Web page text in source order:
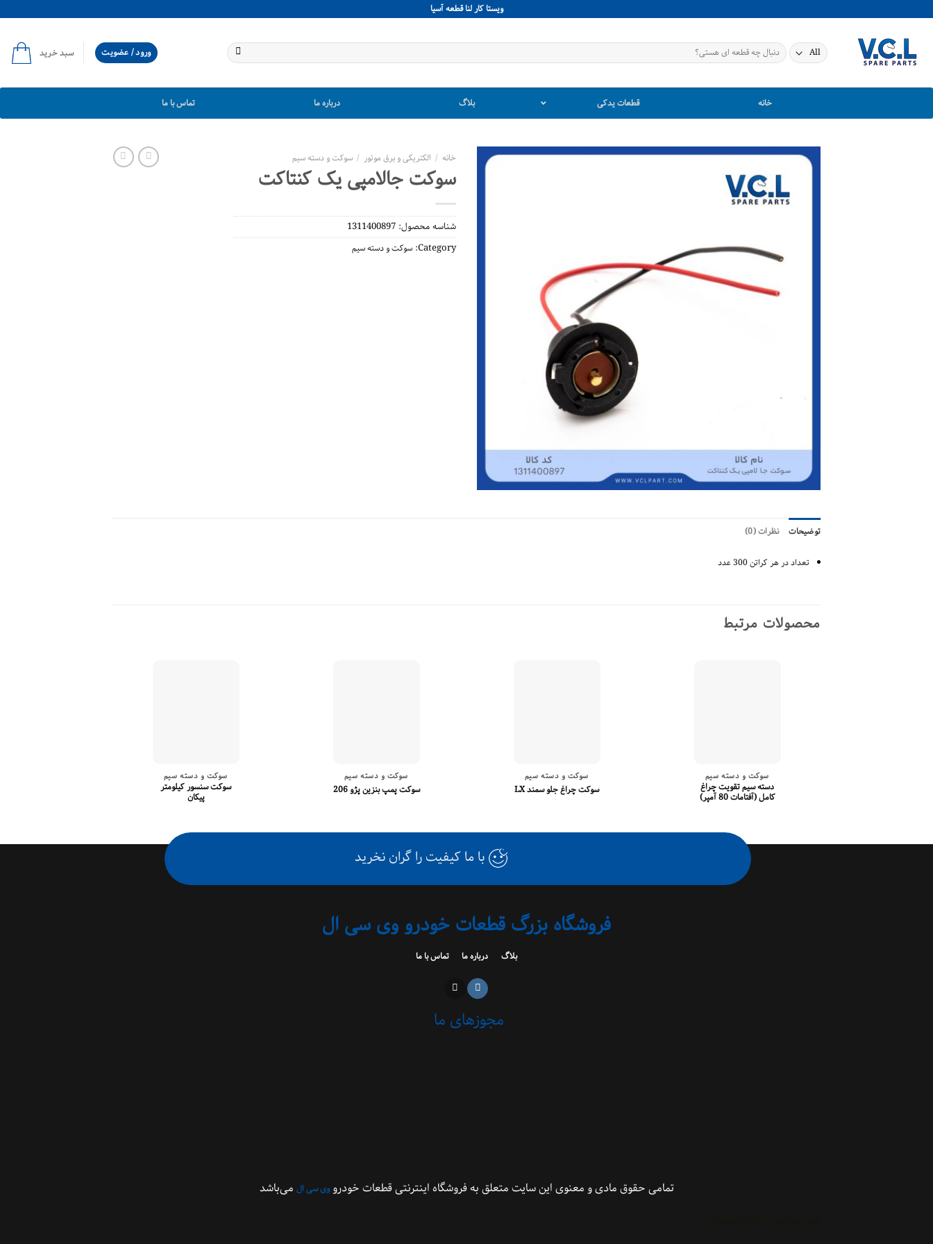
to
ويستا كار لنا قطعه آسيا
جستجو
برای:
ورود / عضویت سبد خرید
خانه قطعات یدکی بلاگ درباره ما تماس با ما
خانه / الکتریکی و برق موتور / سوکت و دسته سیم
سوکت جالامپی یک کنتاکت
شناسه محصول: 1311400897
Category: سوکت و دسته سیم
توضیحات نظرات (0)
تعداد در هر کراتن 300 عدد
محصولات مرتبط
سوکت و دسته سیم
دسته سیم تقویت چراغ
کامل (آفتامات 80 آمپر)
سوکت و دسته سیم
سوکت چراغ جلو سمند LX
سوکت و دسته سیم
سوکت پمپ بنزین پژو 206
سوکت و دسته سیم
سوکت سنسور کیلومتر
پیکان
با ما کیفیت را گران نخرید
فروشگاه بزرگ قطعات خودرو وی سی ال
بلاگ درباره ما تماس با ما
مجوزهای ما
تمامی حقوق مادی و معنوی این سایت متعلق به فروشگاه اینترنتی قطعات خودرو وی سی ال می‌باشد